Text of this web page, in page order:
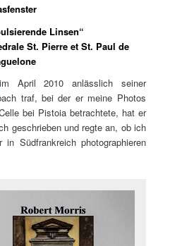
Linsen“
St. Pierre et St. Paul de
April 2010 anlässlich seiner
traf, bei der er meine Photos
bei Pistoia betrachtete, hat er
geschrieben und regte an, ob ich
Südfrankreich photographieren